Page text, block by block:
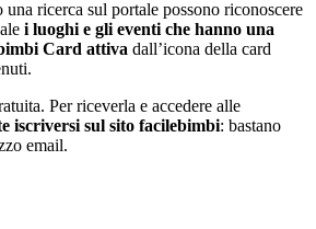
ricerca sul portale possono riconoscere
i luoghi e gli eventi che hanno una
Card attiva dall’icona della card
Per riceverla e accedere alle
iscriversi sul sito facilebimbi: bastano
email.